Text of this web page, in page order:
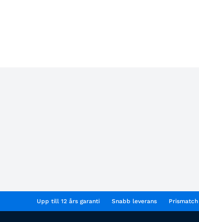
Upp till 12 års garanti Snabb leverans Prismatch